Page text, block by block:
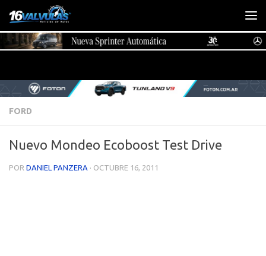
Saltar al contenido
FORD
Nuevo Mondeo Ecoboost Test Drive
POR DANIEL PANZERA · OCTUBRE 16, 2011